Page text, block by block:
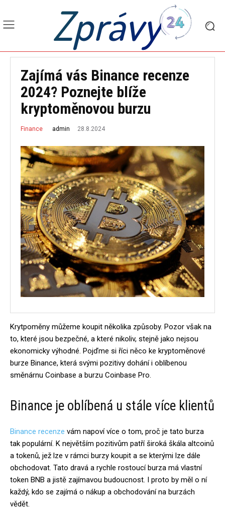
Zprávy
Zajímá vás Binance recenze
2024? Poznejte blíže
kryptoměnovou burzu
Finance admin 28.8.2024
Krytpoměny můžeme koupit několika způsoby. Pozor však na
to, které jsou bezpečné, a které nikoliv, stejně jako nejsou
ekonomicky výhodné. Pojďme si říci něco ke kryptoměnové
burze Binance, která svými pozitivy dohání i oblíbenou
směnárnu Coinbase a burzu Coinbase Pro.
Binance je oblíbená u stále více klientů
Binance recenze vám napoví více o tom, proč je tato burza
tak populární. K největším pozitivům patří široká škála altcoinů
a tokenů, jež lze v rámci burzy koupit a se kterými lze dále
obchodovat. Tato dravá a rychle rostoucí burza má vlastní
token BNB a jistě zajímavou budoucnost. I proto by měl o ní
každý, kdo se zajímá o nákup a obchodování na burzách
vědět.